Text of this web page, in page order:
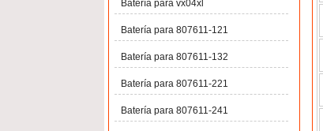
Batería para vx04xl
Batería para 807611-121
Batería para 807611-132
Batería para 807611-221
Batería para 807611-241